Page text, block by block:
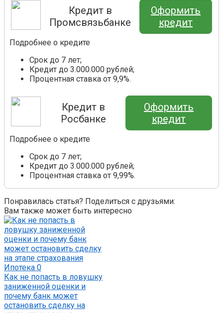
Кредит в
Промсвязьбанке
Оформить
кредит
Подробнее о кредите
Срок до 7 лет;
Кредит до 3.000.000 рублей;
Процентная ставка от 9,9%.
Кредит в
Росбанке
Оформить
кредит
Подробнее о кредите
Срок до 7 лет;
Кредит до 3.000.000 рублей;
Процентная ставка от 9,99%.
Понравилась статья? Поделиться с друзьями:
Вам также может быть интересно
Ипотека 0
Как не попасть в ловушку
заниженной оценки и
почему банк может
остановить сделку на